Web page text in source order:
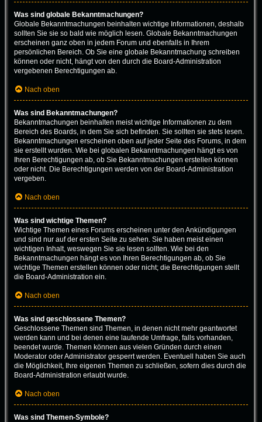
Was sind globale Bekanntmachungen?
Globale Bekanntmachungen beinhalten wichtige Informationen, deshalb
sollten Sie sie so bald wie möglich lesen. Globale Bekanntmachungen
erscheinen ganz oben in jedem Forum und ebenfalls in Ihrem
persönlichen Bereich. Ob Sie eine globale Bekanntmachung schreiben
können oder nicht, hängt von den durch die Board-Administration
vergebenen Berechtigungen ab.
Nach oben
Was sind Bekanntmachungen?
Bekanntmachungen beinhalten meist wichtige Informationen zu dem
Bereich des Boards, in dem Sie sich befinden. Sie sollten sie stets lesen.
Bekanntmachungen erscheinen oben auf jeder Seite des Forums, in dem
sie erstellt wurden. Wie bei globalen Bekanntmachungen hängt es von
Ihren Berechtigungen ab, ob Sie Bekanntmachungen erstellen können
oder nicht. Die Berechtigungen werden von der Board-Administration
vergeben.
Nach oben
Was sind wichtige Themen?
Wichtige Themen eines Forums erscheinen unter den Ankündigungen
und sind nur auf der ersten Seite zu sehen. Sie haben meist einen
wichtigen Inhalt, weswegen Sie sie lesen sollten. Wie bei den
Bekanntmachungen hängt es von Ihren Berechtigungen ab, ob Sie
wichtige Themen erstellen können oder nicht; die Berechtigungen stellt
die Board-Administration ein.
Nach oben
Was sind geschlossene Themen?
Geschlossene Themen sind Themen, in denen nicht mehr geantwortet
werden kann und bei denen eine laufende Umfrage, falls vorhanden,
beendet wurde. Themen können aus vielen Gründen durch einen
Moderator oder Administrator gesperrt werden. Eventuell haben Sie auch
die Möglichkeit, Ihre eigenen Themen zu schließen, sofern dies durch die
Board-Administration erlaubt wurde.
Nach oben
Was sind Themen-Symbole?